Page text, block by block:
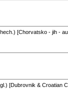
[Chorvatsko - jih -
[Dubrovnik & Croatian